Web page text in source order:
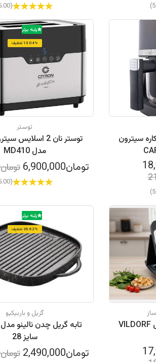
(5.00)
سیترون
رتبه برتر
13.04% تخفیف
توستر
مدل MD410
تومان6,900,000 تومان7,935,000
(5.00)
ساندویچ ساز ویلدورف مدل VILDORF
رتبه برتر
26.62% تخفیف
گریل و باربیکیو
سایز 28
تومان2,490,000 تومان3,393,500